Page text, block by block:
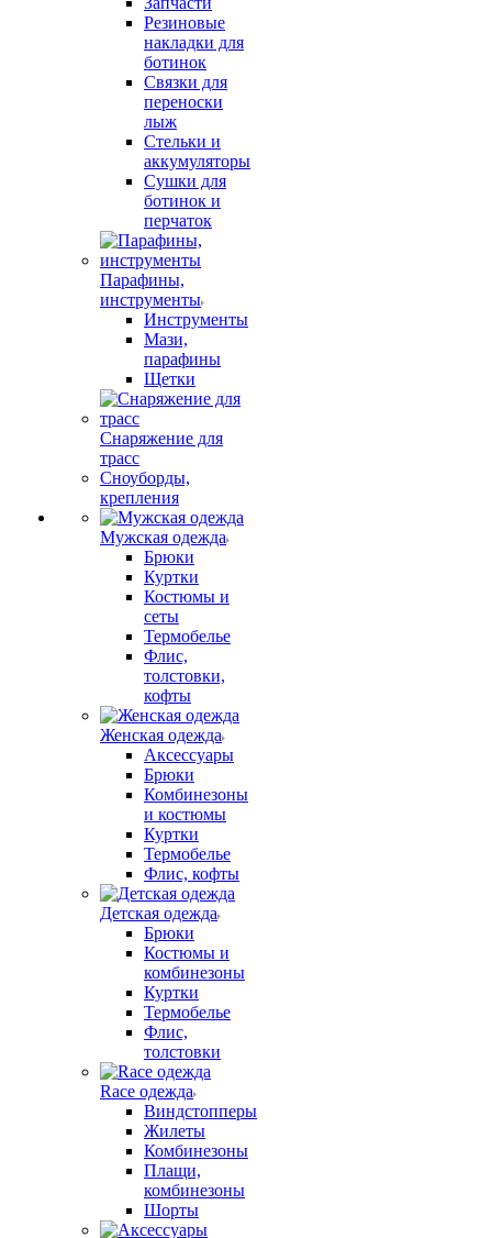
Резиновые
накладки для
ботинок
Связки для
переноски
лыж
Стельки и
аккумуляторы
Сушки для
ботинок и
перчаток
Парафины,
инструменты
Инструменты
Мази,
парафины
Щетки
Снаряжение для
трасс
Сноуборды,
крепления
Мужская одежда
Брюки
Куртки
Костюмы и
сеты
Термобелье
Флис,
толстовки,
кофты
Женская одежда
Аксессуары
Брюки
Комбинезоны
и костюмы
Куртки
Термобелье
Флис, кофты
Детская одежда
Брюки
Костюмы и
комбинезоны
Куртки
Термобелье
Флис,
толстовки
Race одежда
Виндстопперы
Жилеты
Комбинезоны
Плащи,
комбинезоны
Шорты